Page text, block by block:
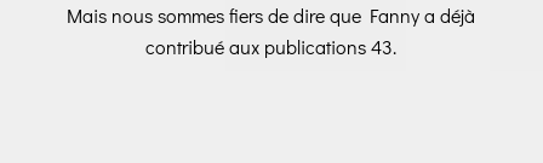
Mais nous sommes fiers de dire que Fannya déjà
contribué aux publications 43.